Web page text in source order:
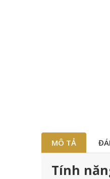
MÔ TẢ
Tính